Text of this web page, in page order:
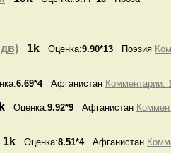
1k Оценка:9.90*13 Поэзия
6.69*4Афганистан Комментарии:
Оценка:9.92*9 Афганистан
1k Оценка:8.51*4Афганистан